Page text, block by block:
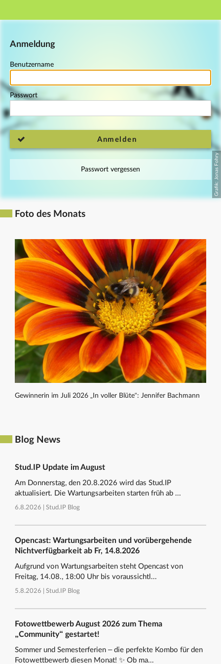
Hauptnavigation
Anmeldung
Benutzername
Passwort
Anmelden
Passwort vergessen
Foto des Monats
Gewinnerin im Juli 2026 „In voller Blüte“: Jennifer Bachmann
Blog News
Stud.IP Update im August
Am Donnerstag, den 20.8.2026 wird das Stud.IP
aktualisiert. Die Wartungsarbeiten starten früh ab ...
6.8.2026 | Stud.IP Blog
Opencast: Wartungsarbeiten und vorübergehende
Nichtverfügbarkeit ab Fr, 14.8.2026
Aufgrund von Wartungsarbeiten steht Opencast von
Freitag, 14.08., 18:00 Uhr bis voraussichtl...
5.8.2026 | Stud.IP Blog
Fotowettbewerb August 2026 zum Thema
„Community“ gestartet!
Sommer und Semesterferien – die perfekte Kombo für den
Fotowettbewerb diesen Monat! ✨ Ob ma...